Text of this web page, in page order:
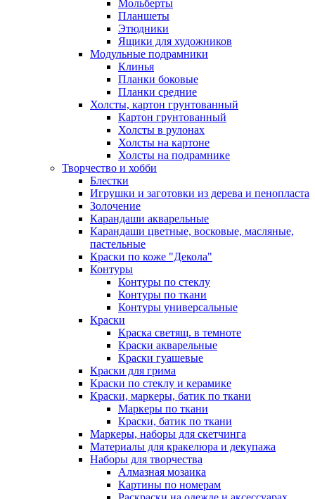
Мольберты
Планшеты
Этюдники
Ящики для художников
Модульные подрамники
Клинья
Планки боковые
Планки средние
Холсты, картон грунтованный
Картон грунтованный
Холсты в рулонах
Холсты на картоне
Холсты на подрамнике
Творчество и хобби
Блестки
Игрушки и заготовки из дерева и пенопласта
Золочение
Карандаши акварельные
Карандаши цветные, восковые, масляные,
пастельные
Краски по коже "Декола"
Контуры
Контуры по стеклу
Контуры по ткани
Контуры универсальные
Краски
Краска светящ. в темноте
Краски акварельные
Краски гуашевые
Краски для грима
Краски по стеклу и керамике
Краски, маркеры, батик по ткани
Маркеры по ткани
Краски, батик по ткани
Маркеры, наборы для скетчинга
Материалы для кракелюра и декупажа
Наборы для творчества
Алмазная мозаика
Картины по номерам